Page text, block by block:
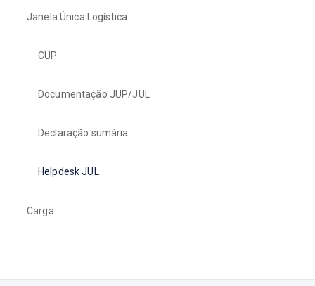
Janela Única Logística
CUP
Documentação JUP/JUL
Declaração sumária
Helpdesk JUL
Carga